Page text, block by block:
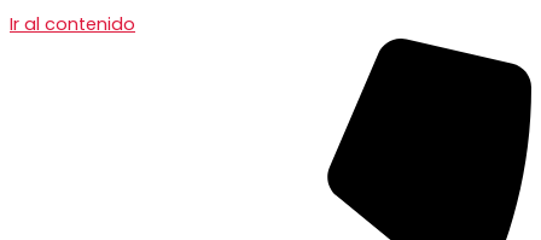
Ir al contenido